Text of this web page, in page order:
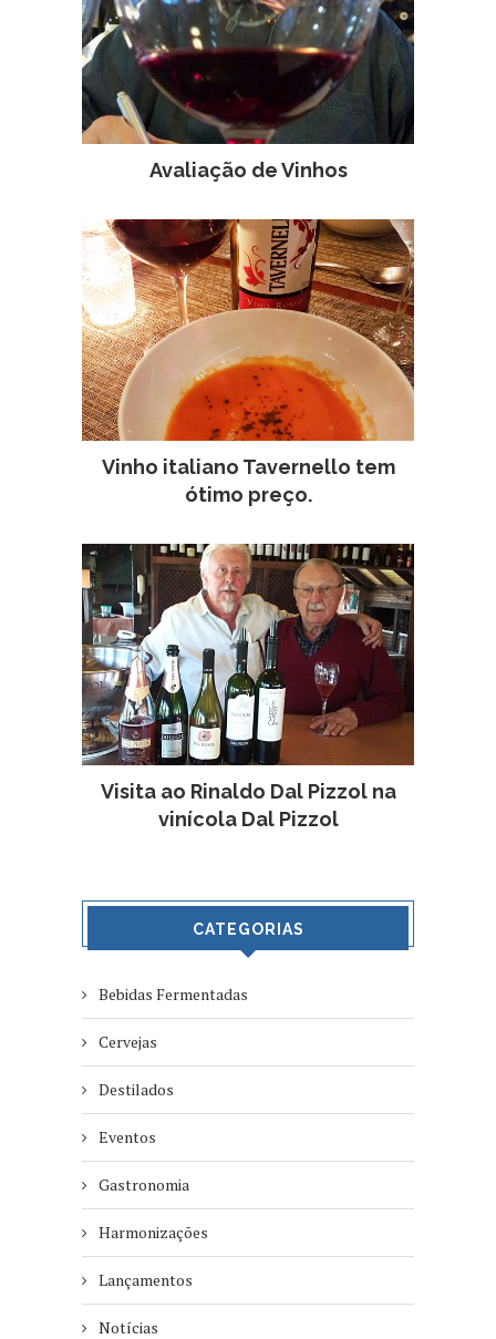
Avaliação de Vinhos
Vinho italiano Tavernello tem
ótimo preço.
Visita ao Rinaldo Dal Pizzol na
vinícola Dal Pizzol
CATEGORIAS
Bebidas Fermentadas
Cervejas
Destilados
Eventos
Gastronomia
Harmonizações
Lançamentos
Notícias